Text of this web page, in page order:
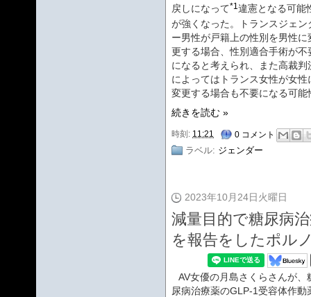
戻しになって*1 違憲となる可能
が強くなった。トランスジェン
ー男性が戸籍上の性別を男性に
更する場合、性別適合手術が不
になると考えられ、また高裁判
によってはトランス女性が女性
変更する場合も不要になる可能
続きを読む »
時刻: 11:21 0 コメント
ラベル: ジェンダー
2023年10月24日火曜日
減量目的で糖尿病
を報告をしたポル
AV女優の月島さくらさんが、
尿病治療薬のGLP-1受容体作動